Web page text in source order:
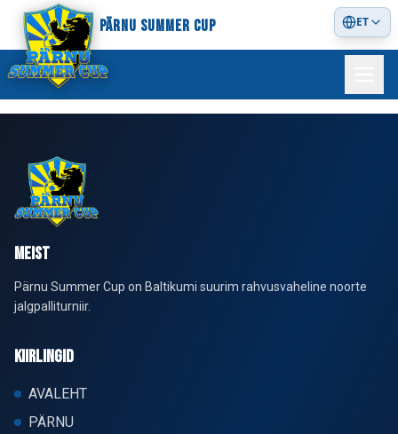
PÄRNU SUMMER CUP ET
MEIST
Pärnu Summer Cup on Baltikumi suurim rahvusvaheline noorte
jalgpalliturniir.
KIIRLINGID
AVALEHT
PÄRNU